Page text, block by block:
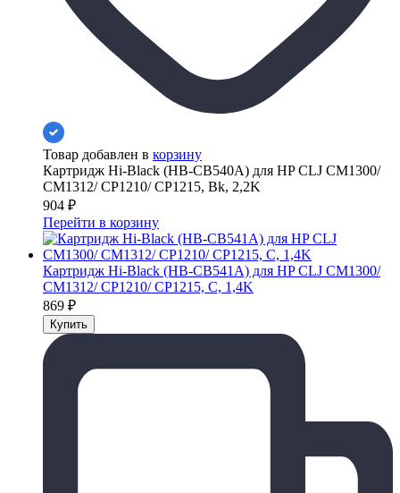
Товар добавлен в корзину
Картридж Hi-Black (HB-CB540A) для HP CLJ CM1300/
CM1312/ CP1210/ CP1215, Bk, 2,2K
904 ₽
Перейти в корзину
Картридж Hi-Black (HB-CB541A) для HP CLJ CM1300/
CM1312/ CP1210/ CP1215, C, 1,4K
869 ₽